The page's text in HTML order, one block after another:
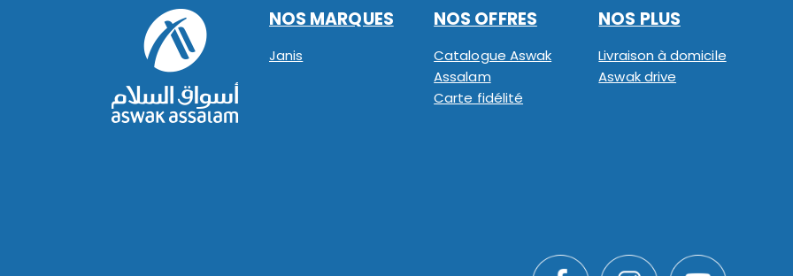
NOS MARQUES
Janis
NOS OFFRES
Catalogue Aswak
Assalam
Carte fidélité
NOS PLUS
Livraison à domicile
Aswak drive